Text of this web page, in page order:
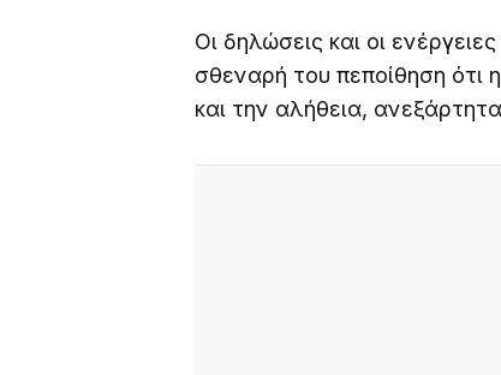
Οι δηλώσεις και οι
σθεναρή του πεποίθηση ότι η
και την αλήθεια,